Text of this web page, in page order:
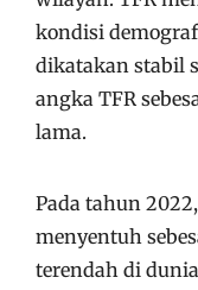
kondisi
dikatakan stabil
angka TFR
lama.
Pada tahun
menyentuh
terendah di